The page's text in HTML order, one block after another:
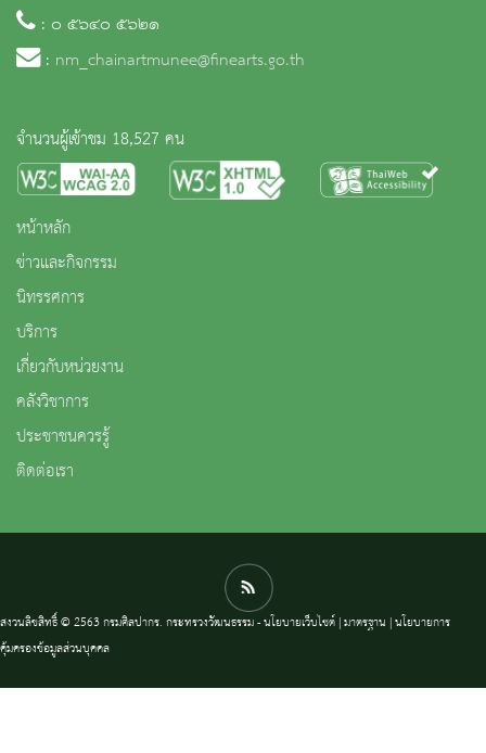
: ๐ ๕๖๔๐ ๕๖๒๑
: nm_chainartmunee@finearts.go.th
จำนวนผู้เข้าชม 18,527 คน
หน้าหลัก
ข่าวและกิจกรรม
นิทรรศการ
บริการ
เกี่ยวกับหน่วยงาน
คลังวิชาการ
ประชาชนควรรู้
ติดต่อเรา
สงวนลิขสิทธิ์ © 2563 กรมศิลปากร. กระทรวงวัฒนธรรม -นโยบายเว็บไซต์|มาตรฐาน |นโยบายการ
คุ้มครองข้อมูลส่วนบุคคล